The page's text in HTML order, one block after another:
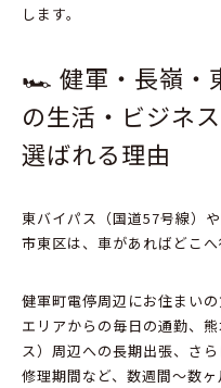
します。
🏎️ 健軍・長嶺・
の生活・ビジネ
選ばれる理由
東バイパス （国道57号線）や
市東区は、 車があればどこ
健軍町電停周辺 にお住まいの
エリアからの毎日の通勤、
ス）周辺への長期出張、 さ
修理期間など、 数週間〜数ヶ